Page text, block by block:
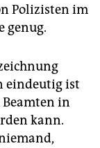
Polizisten im
genug.
eindeutig ist
in
kann.